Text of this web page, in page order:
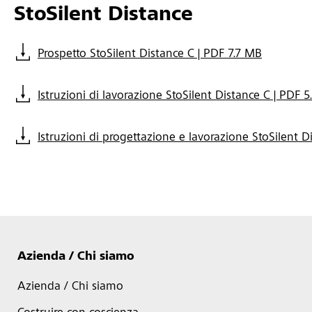
StoSilent Distance
Prospetto StoSilent Distance C | PDF 7.7 MB
Istruzioni di lavorazione StoSilent Distance C | PDF
Istruzioni di progettazione e lavorazione StoSilent
Azienda / Chi siamo
Azienda / Chi siamo